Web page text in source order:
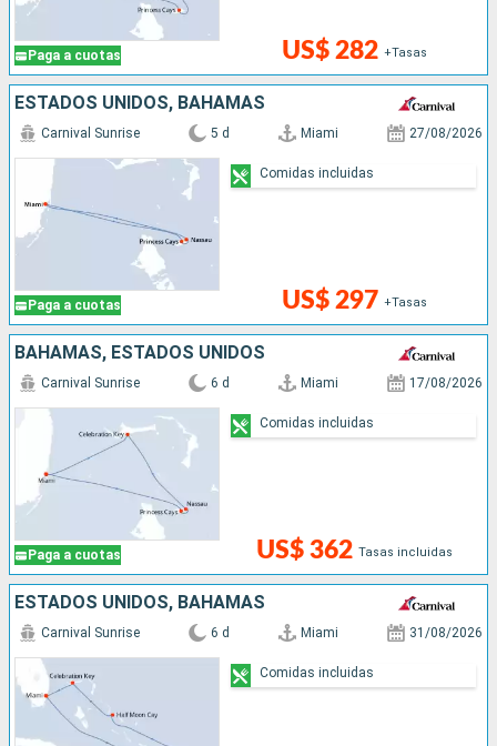
Paga a cuotas US$ 282 +Tasas
ESTADOS UNIDOS, BAHAMAS
Paga a cuotas
Carnival Sunrise 5 d Miami 27/08/2026
US$ 297 +Tasas
Comidas incluidas
BAHAMAS, ESTADOS UNIDOS
Paga a cuotas
Carnival Sunrise 6 d Miami 17/08/2026
US$ 362 Tasas incluidas
Comidas incluidas
ESTADOS UNIDOS, BAHAMAS
Carnival Sunrise 6 d Miami 31/08/2026
Comidas incluidas